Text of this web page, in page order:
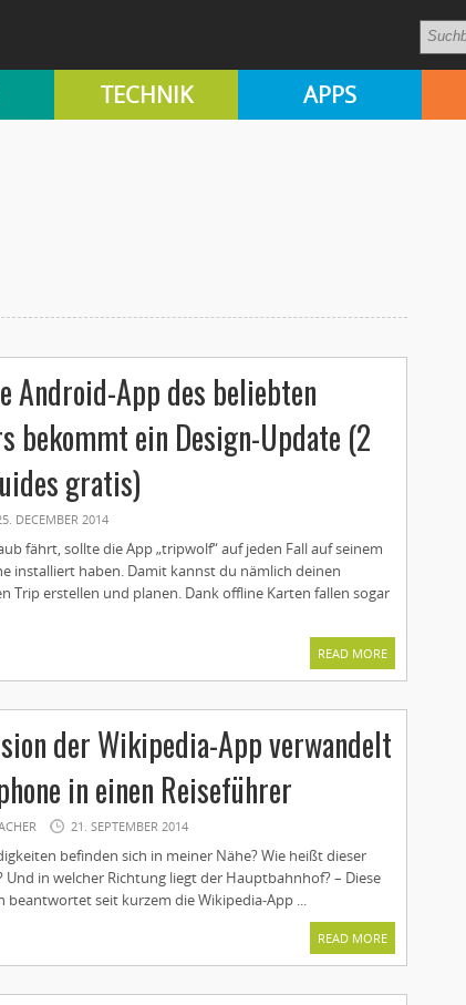
TECHNIK APPS
Android-App des beliebten
bekommt ein Design-Update (2
gratis)
DECEMBER 2014
fährt, sollte die App „tripwolf“ auf jeden Fall auf seinem
installiert haben. Damit kannst du nämlich deinen
Trip erstellen und planen. Dank offline Karten fallen sogar
READ MORE
der Wikipedia-App verwandelt
in einen Reiseführer
21. SEPTEMBER 2014
befinden sich in meiner Nähe? Wie heißt dieser
Und in welcher Richtung liegt der Hauptbahnhof? – Diese
beantwortet seit kurzem die Wikipedia-App ...
READ MORE